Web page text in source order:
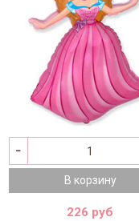
В корзину
226 руб